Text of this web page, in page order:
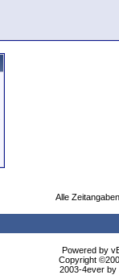
Alle
Powered by
Copyright
2003-4ever by